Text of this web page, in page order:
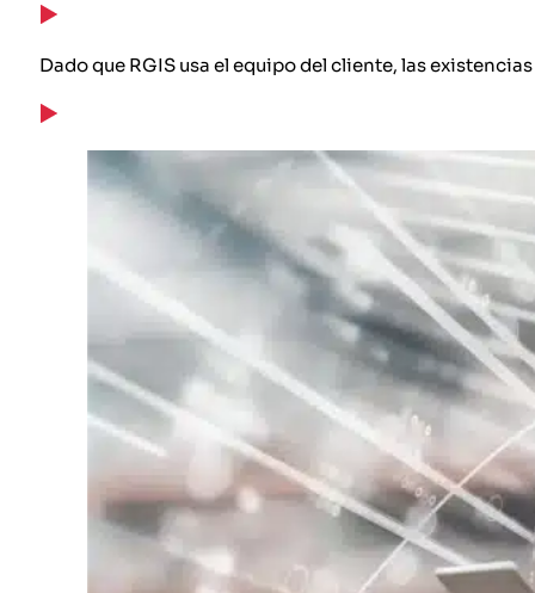
Dado que RGIS usa el equipo del cliente, las